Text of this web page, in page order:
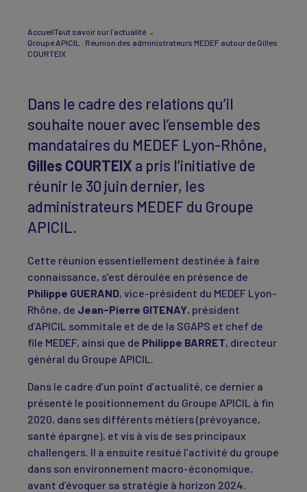
AccueilTout savoir sur l’actualité
Groupe APICIL : Réunion des administrateurs MEDEF autour de Gilles
COURTEIX
Dans le cadre des relations qu’il
souhaite nouer avec l’ensemble des
mandataires du MEDEF Lyon-Rhône,
Gilles COURTEIX a pris l’initiative de
réunir le 30 juin dernier, les
administrateurs MEDEF du Groupe
APICIL.
Cette réunion essentiellement destinée à faire
connaissance, s’est déroulée en présence de
Philippe GUERAND, vice-président du MEDEF Lyon-
Rhône, de Jean-Pierre GITENAY, président
d’APICIL sommitale et de de la SGAPS et chef de
file MEDEF, ainsi que de Philippe BARRET, directeur
général du Groupe APICIL.
Dans le cadre d’un point d’actualité, ce dernier a
présenté le positionnement du Groupe APICIL à fin
2020, dans ses différents métiers (prévoyance,
santé épargne), et vis à vis de ses principaux
challengers. Il a ensuite resitué l’activité du groupe
dans son environnement macro-économique,
avant d’évoquer sa stratégie à horizon 2024.